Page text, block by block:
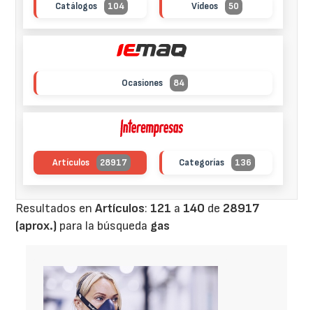
Catálogos 104 Vídeos 50
Ocasiones 84
Artículos 28917 Categorías 136
Resultados enArtículos: 121 a 140 de 28917
(aprox.) para la búsqueda gas